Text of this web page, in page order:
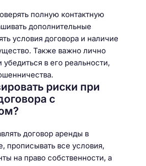
полную контактную
дополнительные
условия договора и наличие
Также важно лично
в его реальности,
риски при
с
договор аренды в
прописывать все условия,
на право собственности, а